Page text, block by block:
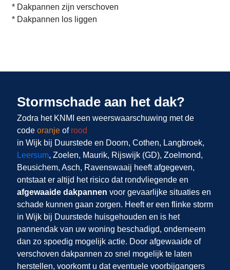
* Dakpannen zijn verschoven
* Dakpannen los liggen
Stormschade aan het dak?
Zodra het KNMI een weerswaarschuwing met de
code oranje of rood
in Wijk bij Duurstede en Doorn, Cothen, Langbroek,
Leersum, Zoelen, Maurik, Rijswijk (GD), Zoelmond,
Beusichem, Asch, Ravenswaaij heeft afgegeven,
ontstaat er altijd het risico dat rondvliegende en
afgewaaide dakpannen voor gevaarlijke situaties en
schade kunnen gaan zorgen. Heeft er een flinke storm
in Wijk bij Duurstede huisgehouden en is het
pannendak van uw woning beschadigd, onderneem
dan zo spoedig mogelijk actie. Door afgewaaide of
verschoven dakpannen zo snel mogelijk te laten
herstellen, voorkomt u dat eventuele voorbijgangers